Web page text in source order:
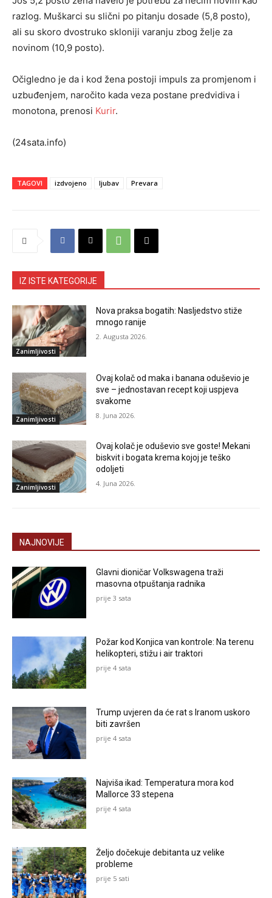
razlog. Muškarci su slični po pitanju dosade (5,8 posto),
ali su skoro dvostruko skloniji varanju zbog želje za
novinom (10,9 posto).
Očigledno je da i kod žena postoji impuls za promjenom i
uzbuđenjem, naročito kada veza postane predvidiva i
monotona, prenosi Kurir.
(24sata.info)
TAGOVI izdvojeno ljubav Prevara
IZ ISTE KATEGORIJE
Zanimljivosti
Nova praksa bogatih: Nasljedstvo stiže
mnogo ranije
2. Augusta 2026.
Zanimljivosti
Ovaj kolač od maka i banana oduševio je
sve – jednostavan recept koji uspjeva
svakome
8. Juna 2026.
Zanimljivosti
Ovaj kolač je oduševio sve goste! Mekani
biskvit i bogata krema kojoj je teško
odoljeti
4. Juna 2026.
NAJNOVIJE
Glavni dioničar Volkswagena traži
masovna otpuštanja radnika
prije 3 sata
Požar kod Konjica van kontrole: Na terenu
helikopteri, stižu i air traktori
prije 4 sata
Trump uvjeren da će rat s Iranom uskoro
biti završen
prije 4 sata
Najviša ikad: Temperatura mora kod
Mallorce 33 stepena
prije 4 sata
Željo dočekuje debitanta uz velike
probleme
prije 5 sati